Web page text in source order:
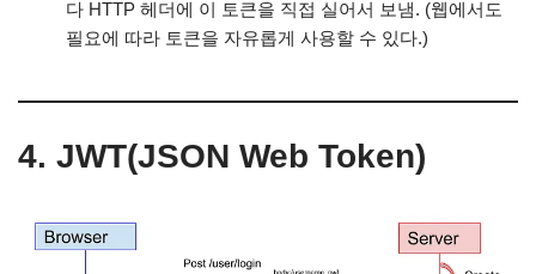
다 HTTP 헤더에 이 토큰을 직접 실어서 보냄. (웹에서도
필요에 따라 토큰을 자유롭게 사용할 수 있다.)
4. JWT(JSON Web Token)